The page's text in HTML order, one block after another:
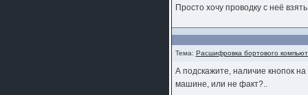
Просто хочу проводку с неё
Тема: Расшифровка бортового
А подскажите, наличие кнопок на
машине, или не факт?..